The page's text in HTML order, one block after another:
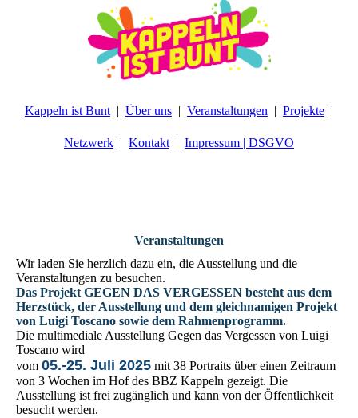
Kappeln ist Bunt Über uns Veranstaltungen Projekte
Netzwerk Kontakt Impressum | DSGVO
Veranstaltungen
Wir laden Sie herzlich dazu ein, die Ausstellung und die
Veranstaltungen zu besuchen.
Das Projekt GEGEN DAS VERGESSEN besteht aus dem
Herzstück, der Ausstellung und dem gleichnamigen Projekt
von Luigi Toscano sowie dem Rahmenprogramm.
Die multimediale Ausstellung Gegen das Vergessen von Luigi
Toscano wird
vom 05.-25. Juli 2025 mit 38 Portraits über einen Zeitraum
von 3 Wochen im Hof des BBZ Kappeln gezeigt. Die
Ausstellung ist frei zugänglich und kann von der Öffentlichkeit
besucht werden.